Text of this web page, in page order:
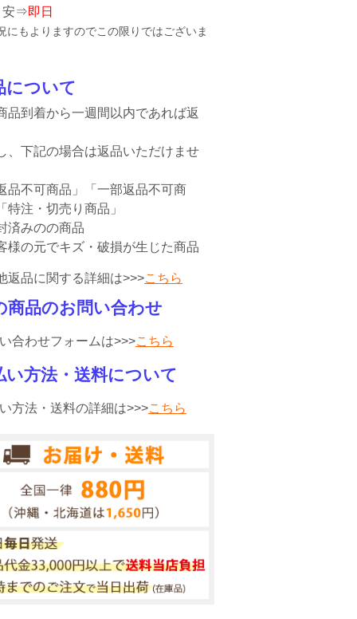
安⇒即日
もよりますのでこの限りではございま
ついて
品到着から一週間以内であれば返
、下記の場合は返品いただけませ
品不可商品」「一部返品不可商
特注・切売り商品」
済みのの商品
様の元でキズ・破損が生じた商品
返品に関する詳細は>>>こちら
品のお問い合わせ
合わせフォームは>>>こちら
方法・送料について
方法・送料の詳細は>>>こちら